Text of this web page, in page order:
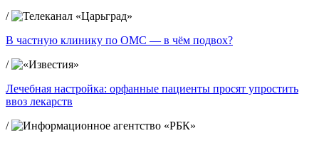
/
В частную клинику по ОМС — в чём подвох?
/
Лечебная настройка: орфанные пациенты просят упростить
ввоз лекарств
/